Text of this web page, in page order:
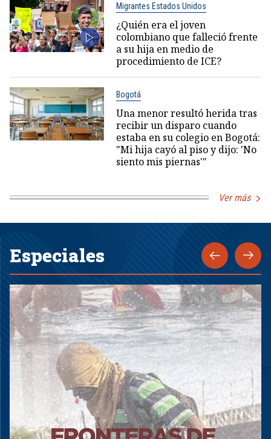
Migrantes Estados Unidos
¿Quién era el joven
colombiano que falleció frente
a su hija en medio de
procedimiento de ICE?
Bogotá
Una menor resultó herida tras
recibir un disparo cuando
estaba en su colegio en Bogotá:
"Mi hija cayó al piso y dijo: 'No
siento mis piernas'"
Ver más
Especiales